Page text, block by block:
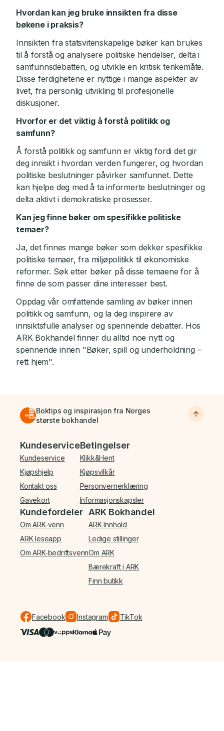
Hvordan kan jeg bruke innsikten fra disse
bøkene i praksis?
Innsikten fra statsvitenskapelige bøker kan brukes
til å forstå og analysere politiske hendelser, delta i
samfunnsdebatten, og utvikle en kritisk tenkemåte.
Disse ferdighetene er nyttige i mange aspekter av
livet, fra personlig utvikling til profesjonelle
diskusjoner.
Hvorfor er det viktig å forstå politikk og
samfunn?
Å forstå politikk og samfunn er viktig fordi det gir
deg innsikt i hvordan verden fungerer, og hvordan
politiske beslutninger påvirker samfunnet. Dette
kan hjelpe deg med å ta informerte beslutninger og
delta aktivt i demokratiske prosesser.
Kan jeg finne bøker om spesifikke politiske
temaer?
Ja, det finnes mange bøker som dekker spesifikke
politiske temaer, fra miljøpolitikk til økonomiske
reformer. Søk etter bøker på disse temaene for å
finne de som passer dine interesser best.
Oppdag vår omfattende samling av bøker innen
politikk og samfunn, og la deg inspirere av
innsiktsfulle analyser og spennende debatter. Hos
ARK Bokhandel finner du alltid noe nytt og
spennende innen "Bøker, spill og underholdning –
rett hjem".
Boktips og inspirasjon fra Norges
største bokhandel
Bunnmeny
Kundeservice
Kundeservice
Kjøpshjelp
Kontakt oss
Gavekort
Betingelser
Klikk&Hent
Kjøpsvilkår
Personvernerklæring
Informasjonskapsler
Kundefordeler
Om ARK-venn
ARK leseapp
Om ARK-bedriftsvenn
ARK Bokhandel
ARK Innhold
Ledige stillinger
Om ARK
Bærekraft i ARK
Finn butikk
Facebook Instagram TikTok